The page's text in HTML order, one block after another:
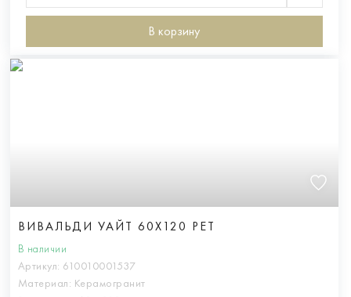
В корзину
ВИВАЛЬДИ УАЙТ 60X120 РЕТ
В наличии
Артикул: 610010001537
Материал: Керамогранит